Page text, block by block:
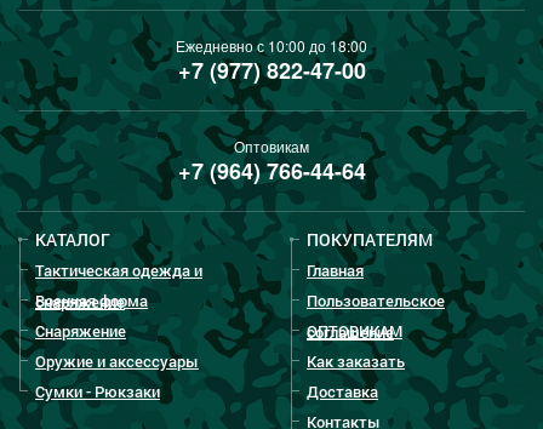
Ежедневно с 10:00 до 18:00
+7 (977) 822-47-00
Оптовикам
+7 (964) 766-44-64
КАТАЛОГ
Тактическая одежда и
снаряжение
Военная форма
Снаряжение
Оружие и аксессуары
Сумки - Рюкзаки
ПОКУПАТЕЛЯМ
Главная
Пользовательское
соглашение
ОПТОВИКАМ
Как заказать
Доставка
Контакты